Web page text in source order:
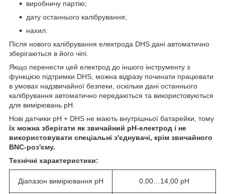
виробничу партію;
дату останнього калібрування;
нахил.
Після нового калібрування електрода DHS дані автоматично
зберігаються в його чіпі.
Якщо перенести цей електрод до іншого інструменту з
функцією підтримки DHS, можна відразу починати працювати
в умовах надзвичайної безпеки, оскільки дані останнього
калібрування автоматично передаються та використовуються
для вимірювань pH.
Нові датчики pH + DHS не мають внутрішньої батарейки, тому
їх можна зберігати як звичайний pH-електрод і не
використовувати спеціальні з'єднувачі, крім звичайного
BNC-роз'єму.
Технічні характеристики:
Діапазон вимірювання pH 0,00…14,00 pH